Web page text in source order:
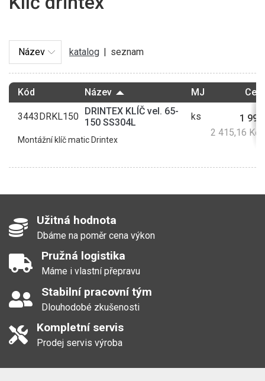
katalog | seznam
Kód Název MJ
3443DRKL150 DRINTEX KLÍČ vel. 65-
150 SS304L
ks
1
2 415,16 Kč
Montážní klíč matic Drintex
Užitná hodnota
Dbáme na poměr cena výkon
Pružná logistika
Máme i vlastní přepravu
Stabilní pracovní tým
Dlouhodobé zkušenosti
Kompletní servis
Prodej servis výroba